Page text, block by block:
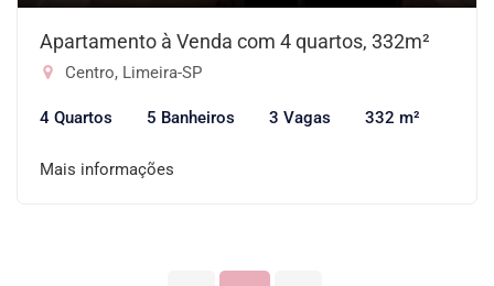
Apartamento à Venda com 4 quartos, 332m²
Centro, Limeira-SP
4 Quartos 5 Banheiros 3 Vagas 332 m²
Mais informações